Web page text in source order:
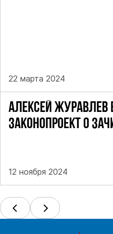
АЛЕКСЕЙ ЖУРАВЛЕВ
ЗАКОНОПРОЕКТ О
12 ноября 2024
22 марта 2024